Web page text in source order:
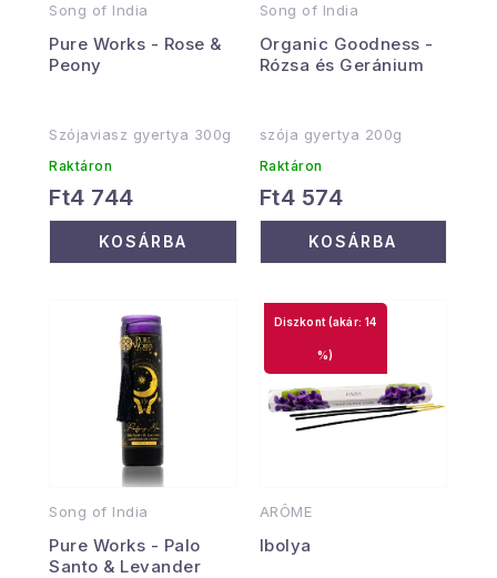
Song of India
Pure Works - Rose &
Peony
Szójaviasz gyertya 300g
Raktáron
Ft4 744
KOSÁRBA
Song of India
Organic Goodness -
Rózsa és Geránium
szója gyertya 200g
Raktáron
Ft4 574
KOSÁRBA
Song of India
Pure Works - Palo
Santo & Levander
ARÔME
Ibolya
(akár: 14
%)